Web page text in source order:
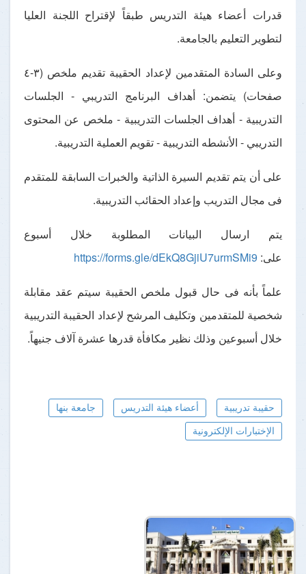
قدرات أعضاء هيئة التدريس طبقاً لإقتراح اللجنة العليا
لتطوير التعليم بالجامعة.
وعلى السادة المتقدمين لإعداد الحقيبة تقديم ملخص (٣-٤
صفحات) يتضمن: أهداف البرنامج التدريبي - الجلسات
التدريبية - أهداف الجلسات التدريبية - ملخص عن المحتوى
التدريبي - الأنشطه التدريبية - تقويم العملية التدريبية.
على أن يتم تقديم السيرة الذاتية والخبرات السابقة للمتقدم
فى مجال التدريب وإعداد الحقائب التدريبية.
يتم ارسال البيانات المطلوبة خلال أسبوع
على: https://forms.gle/dEkQ8GjiU7urmSMi9
علماً بأنه فى حال قبول ملخص الحقيبة سيتم عقد مقابلة
شخصية للمتقدمين وتكليف المرشح لإعداد الحقيبة التدريبية
خلال أسبوعين وذلك نظير مكافأة قدرها عشرة آلاف جنيهاً.
حقيبة تدريبية أعضاء هيئة التدريس
جامعة بنها
الإختبارات الإلكترونية